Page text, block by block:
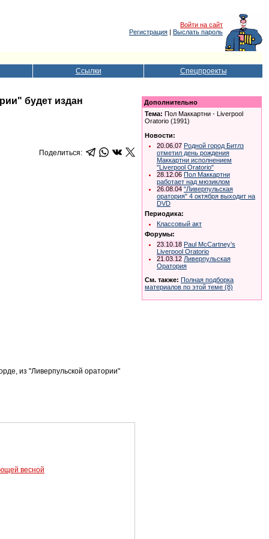
Войти на сайт
Регистрация | Выслать пароль
Ссылки Спецпроекты
будет издан
Поделиться:
из "Ливерпульской оратории"
весной
Дополнительно
Тема: Пол Маккартни - Liverpool
Oratorio (1991)
Новости:
20.06.07 Родной город Битлз
отметил день рождения
Маккартни исполнением
"Liverpool Oratorio"
28.12.06 Пол Маккартни
работает над мюзиклом
26.08.04 "Ливерпульская
оратория" 4 октября выходит на
DVD
Периодика:
Классовый акт
Форумы:
23.10.18 Paul McCartney’s
Liverpool Oratorio
21.03.12 Ливерпульская
Оратория
См. также: Полная подборка
материалов по этой теме (8)